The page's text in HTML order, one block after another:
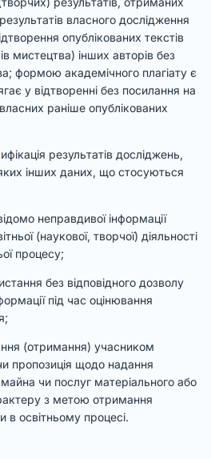
власного дослідження
опублікованих текстів
мистецтва) інших авторів без
формою академічного плагіату є
у відтворенні без посилання на
раніше опублікованих
результатів досліджень,
інших даних, що стосуються
неправдивої інформації
(наукової, творчої) діяльності
процесу;
без відповідного дозволу
під час оцінювання
(отримання) учасником
пропозиція щодо надання
чи послуг матеріального або
з метою отримання
в освітньому процесі.